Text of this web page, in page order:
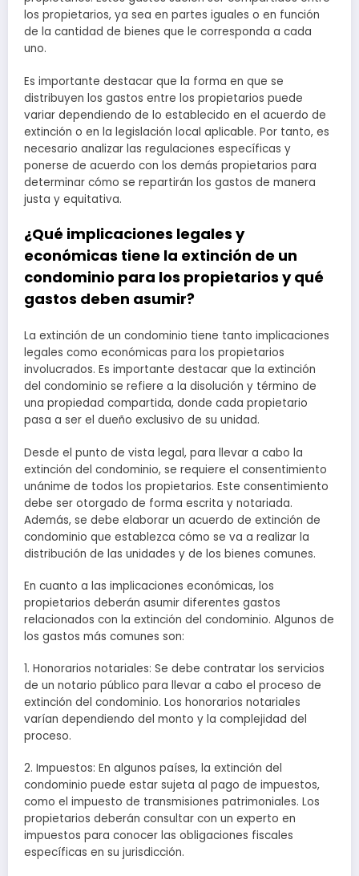
los propietarios, ya sea en partes iguales o en función
de la cantidad de bienes que le corresponda a cada
uno.
Es importante destacar que la forma en que se
distribuyen los gastos entre los propietarios puede
variar dependiendo de lo establecido en el acuerdo de
extinción o en la legislación local aplicable. Por tanto, es
necesario analizar las regulaciones específicas y
ponerse de acuerdo con los demás propietarios para
determinar cómo se repartirán los gastos de manera
justa y equitativa.
¿Qué implicaciones legales y
económicas tiene la extinción de un
condominio para los propietarios y qué
gastos deben asumir?
La extinción de un condominio tiene tanto implicaciones
legales como económicas para los propietarios
involucrados. Es importante destacar que la extinción
del condominio se refiere a la disolución y término de
una propiedad compartida, donde cada propietario
pasa a ser el dueño exclusivo de su unidad.
Desde el punto de vista legal, para llevar a cabo la
extinción del condominio, se requiere el consentimiento
unánime de todos los propietarios. Este consentimiento
debe ser otorgado de forma escrita y notariada.
Además, se debe elaborar un acuerdo de extinción de
condominio que establezca cómo se va a realizar la
distribución de las unidades y de los bienes comunes.
En cuanto a las implicaciones económicas, los
propietarios deberán asumir diferentes gastos
relacionados con la extinción del condominio. Algunos de
los gastos más comunes son:
1. Honorarios notariales: Se debe contratar los servicios
de un notario público para llevar a cabo el proceso de
extinción del condominio. Los honorarios notariales
varían dependiendo del monto y la complejidad del
proceso.
2. Impuestos: En algunos países, la extinción del
condominio puede estar sujeta al pago de impuestos,
como el impuesto de transmisiones patrimoniales. Los
propietarios deberán consultar con un experto en
impuestos para conocer las obligaciones fiscales
específicas en su jurisdicción.